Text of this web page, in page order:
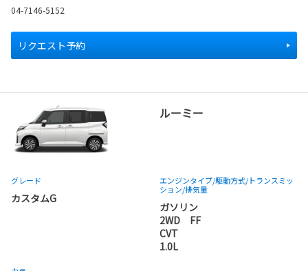
04-7146-5152
リクエスト予約
ルーミー
グレード
カスタムG
エンジンタイプ/駆動方式/トランスミッ
ション/排気量
ガソリン
2WD FF
CVT
1.0L